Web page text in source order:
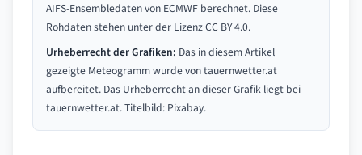
AIFS-Ensembledaten von ECMWF berechnet. Diese
Rohdaten stehen unter der LizenzCC BY 4.0.
Urheberrecht der Grafiken: Das in diesem Artikel
gezeigte Meteogramm wurde von tauernwetter.at
aufbereitet. Das Urheberrecht an dieser Grafik liegt bei
tauernwetter.at. Titelbild: Pixabay.